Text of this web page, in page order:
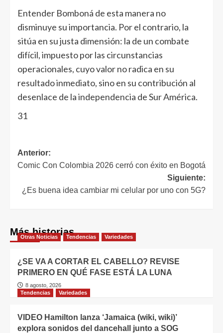
Entender Bomboná de esta manera no
disminuye su importancia. Por el contrario, la
sitúa en su justa dimensión: la de un combate
difícil, impuesto por las circunstancias
operacionales, cuyo valor no radica en su
resultado inmediato, sino en su contribución al
desenlace de la independencia de Sur América.
31
Anterior:
Comic Con Colombia 2026 cerró con éxito en Bogotá
Siguiente:
¿Es buena idea cambiar mi celular por uno con 5G?
Más historias
Otras Noticias Tendencias Variedades
¿SE VA A CORTAR EL CABELLO? REVISE
PRIMERO EN QUÉ FASE ESTÁ LA LUNA
8 agosto, 2026
Tendencias
Variedades
VIDEO Hamilton lanza ‘Jamaica (wiki, wiki)’
explora sonidos del dancehall junto a SOG